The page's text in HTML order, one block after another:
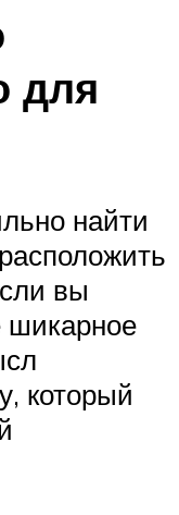
для
найти
вы
шикарное
который